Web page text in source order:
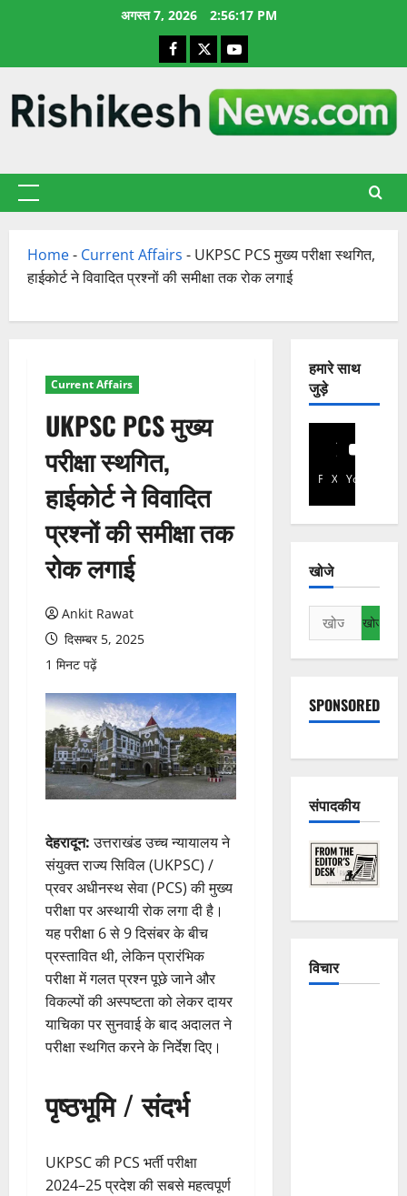
अगस्त 7, 2026 2:56:18 PM
Facebook
X YouTube
प्राथमिक
Home- Current Affairs - UKPSC PCS मुख्य परीक्षा स्थगित,
हाईकोर्ट ने विवादित प्रश्नों की समीक्षा तक रोक लगाई
Current Affairs
UKPSC PCS मुख्य
परीक्षा स्थगित,
हाईकोर्ट ने विवादित
प्रश्नों की समीक्षा तक
रोक लगाई
Ankit Rawat
दिसम्बर 5, 2025
1 मिनट पढ़ें
देहरादून:उत्तराखंड उच्च न्यायालय ने
संयुक्त राज्य सिविल (UKPSC) /
प्रवर अधीनस्थ सेवा (PCS) की मुख्य
परीक्षा पर अस्थायी रोक लगा दी है।
यह परीक्षा 6 से 9 दिसंबर के बीच
प्रस्तावित थी, लेकिन प्रारंभिक
परीक्षा में गलत प्रश्न पूछे जाने और
विकल्पों की अस्पष्टता को लेकर दायर
याचिका पर सुनवाई के बाद अदालत ने
परीक्षा स्थगित करने के निर्देश दिए।
पृष्ठभूमि / संदर्भ
UKPSC की PCS भर्ती परीक्षा
2024–25 प्रदेश की सबसे महत्वपूर्ण
हमारे साथ
जुड़े
Facebook
X YouTube
खोजे
निम्न
को
खोजें:
SPONSORED
संपादकीय
विचार